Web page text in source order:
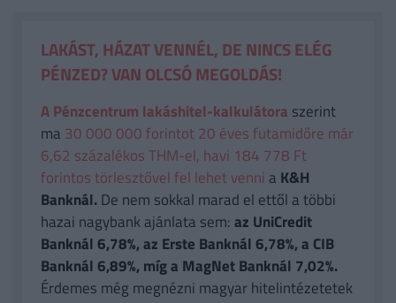
LAKÁST, HÁZAT VENNÉL, DE NINCS ELÉG
PÉNZED? VAN OLCSÓ MEGOLDÁS!
A Pénzcentrum lakáshitel-kalkulátora szerint
ma 30 000 000 forintot 20 éves futamidőre már
6,62 százalékos THM-el, havi 184 778 Ft
forintos törlesztővel fel lehet venni a K&H
Banknál.De nem sokkal marad el ettől a többi
hazai nagybank ajánlata sem:az UniCredit
Banknál 6,78%, az Erste Banknál 6,78%, a CIB
Banknál 6,89%, míg a MagNet Banknál 7,02%.
Érdemes még megnézni magyar hitelintézetetek